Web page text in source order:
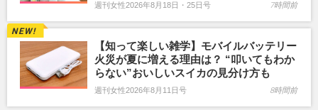
週刊女性2026年8月18日・25日号 7時間前
【知って楽しい雑学】モバイルバッテリー
火災が夏に増える理由は？ “叩いてもわか
らない”おいしいスイカの見分け方も
週刊女性2026年8月11日号 8時間前